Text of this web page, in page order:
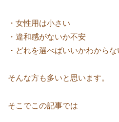
・女性用は小さい
・違和感がないか不安
・どれを選べばいいかわからな
そんな方も多いと思います。
そこでこの記事では